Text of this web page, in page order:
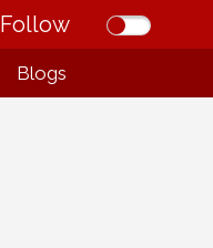
Follow
Blogs